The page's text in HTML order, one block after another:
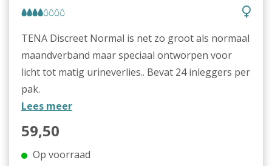
TENA Discreet Normal is net zo groot als normaal
maandverband maar speciaal ontworpen voor
licht tot matig urineverlies.. Bevat 24 inleggers per
pak.
Lees meer
59,50
Op voorraad